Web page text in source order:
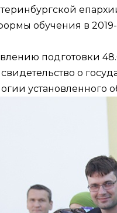
обучения в
подготовки
о
установленного